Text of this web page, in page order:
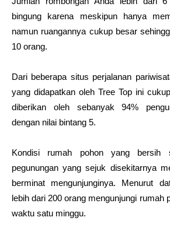
bingung karena meskipun hanya
namun ruangannya cukup besar
10 orang.
Dari beberapa situs perjalanan
yang didapatkan oleh Tree Top ini
diberikan oleh sebanyak 94%
dengan nilai bintang 5.
Kondisi rumah pohon yang bersih
pegunungan yang sejuk disekitarnya
berminat mengunjunginya. Menurut
lebih dari 200 orang mengunjungi rumah
waktu satu minggu.